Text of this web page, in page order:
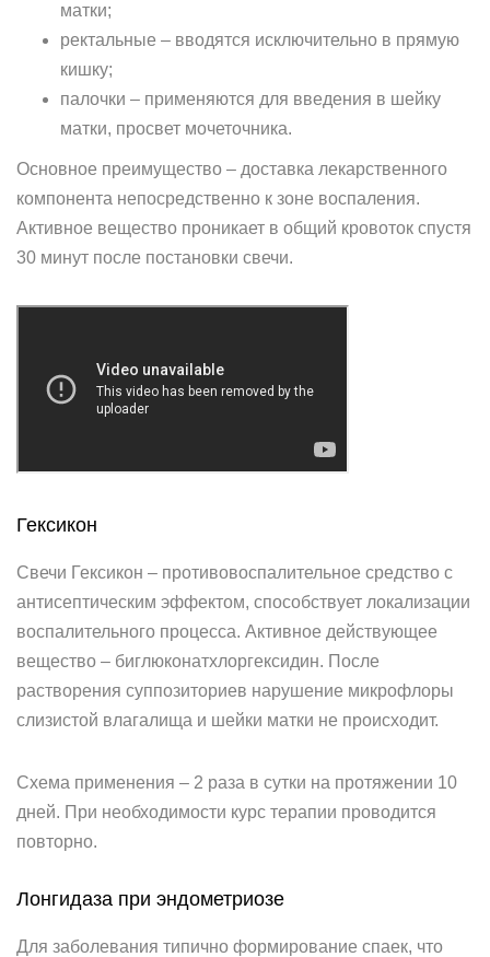
матки;
ректальные – вводятся исключительно в прямую
кишку;
палочки – применяются для введения в шейку
матки, просвет мочеточника.
Основное преимущество – доставка лекарственного
компонента непосредственно к зоне воспаления.
Активное вещество проникает в общий кровоток спустя
30 минут после постановки свечи.
Гексикон
Свечи Гексикон – противовоспалительное средство с
антисептическим эффектом, способствует локализации
воспалительного процесса. Активное действующее
вещество – биглюконатхлоргексидин. После
растворения суппозиториев нарушение микрофлоры
слизистой влагалища и шейки матки не происходит.
Схема применения – 2 раза в сутки на протяжении 10
дней. При необходимости курс терапии проводится
повторно.
Лонгидаза при эндометриозе
Для заболевания типично формирование спаек, что